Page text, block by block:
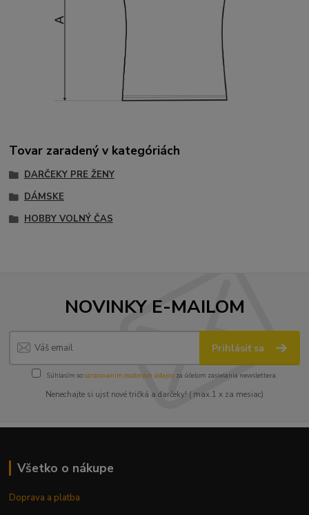
Tovar zaradený v kategóriách
DARČEKY PRE ŽENY
DÁMSKE
HOBBY VOLNÝ ČAS
NOVINKY E-MAILOM
Prihlásiť sa
Súhlasím sospracovaním osobných údajov za účelom zasielania newslettera.
Nenechajte si ujsť nové tričká a darčeky! ( max.1 x za mesiac)
Všetko o nákupe
Doprava a platba